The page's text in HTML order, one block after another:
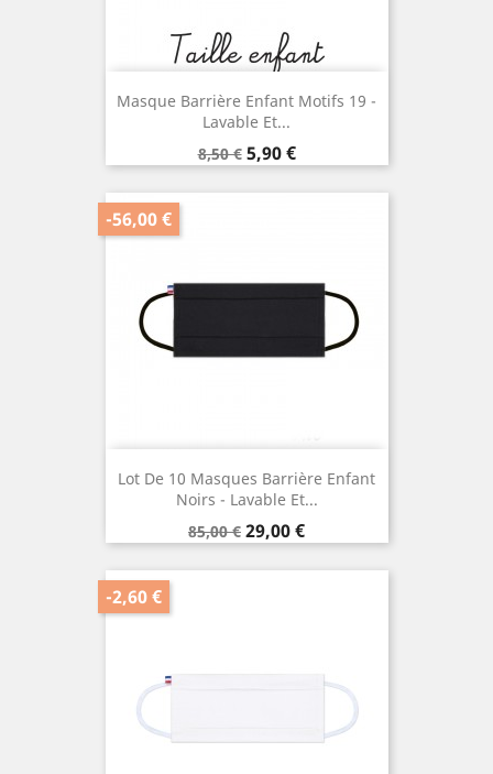
Masque Barrière Enfant Motifs 19 -
Lavable Et...
Prix
de
base
8,50 € Prix
5,90 €
Lot De 10 Masques Barrière Enfant
Noirs - Lavable Et...
Prix
de
base
85,00 €
-56,00 €
Prix
29,00 €
-2,60 €